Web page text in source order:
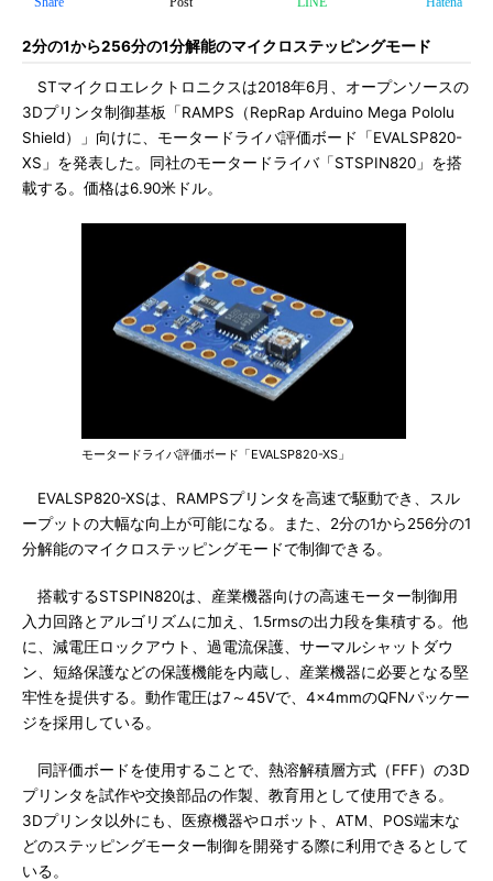
2分の1から256分の1分解能のマイクロステッピングモード
STマイクロエレクトロニクスは2018年6月、オープンソースの
3Dプリンタ制御基板「RAMPS（RepRap Arduino Mega Pololu
Shield）」向けに、モータードライバ評価ボード「EVALSP820-
XS」を発表した。同社のモータードライバ「STSPIN820」を搭
載する。価格は6.90米ドル。
モータードライバ評価ボード「EVALSP820-XS」
EVALSP820-XSは、RAMPSプリンタを高速で駆動でき、スル
ープットの大幅な向上が可能になる。また、2分の1から256分の1
分解能のマイクロステッピングモードで制御できる。
搭載するSTSPIN820は、産業機器向けの高速モーター制御用
入力回路とアルゴリズムに加え、1.5rmsの出力段を集積する。他
に、減電圧ロックアウト、過電流保護、サーマルシャットダウ
ン、短絡保護などの保護機能を内蔵し、産業機器に必要となる堅
牢性を提供する。動作電圧は7～45Vで、4×4mmのQFNパッケー
ジを採用している。
同評価ボードを使用することで、熱溶解積層方式（FFF）の3D
プリンタを試作や交換部品の作製、教育用として使用できる。
3Dプリンタ以外にも、医療機器やロボット、ATM、POS端末な
どのステッピングモーター制御を開発する際に利用できるとして
いる。